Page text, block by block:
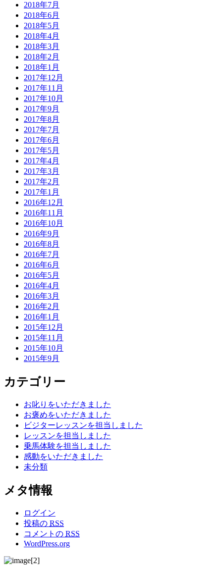
2018年7月
2018年6月
2018年5月
2018年4月
2018年3月
2018年2月
2018年1月
2017年12月
2017年11月
2017年10月
2017年9月
2017年8月
2017年7月
2017年6月
2017年5月
2017年4月
2017年3月
2017年2月
2017年1月
2016年12月
2016年11月
2016年10月
2016年9月
2016年8月
2016年7月
2016年6月
2016年5月
2016年4月
2016年3月
2016年2月
2016年1月
2015年12月
2015年11月
2015年10月
2015年9月
カテゴリー
お叱りをいただきました
お褒めをいただきました
ビジターレッスンを担当しました
レッスンを担当しました
乗馬体験を担当しました
感動をいただきました
未分類
メタ情報
ログイン
投稿の RSS
コメントの RSS
WordPress.org